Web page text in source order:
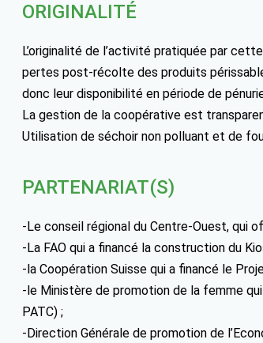
ORIGINALITÉ
L’originalité de l’activité pratiquée par
pertes post-récolte des produits
donc leur disponibilité en période de
La gestion de la coopérative est
Utilisation de séchoir non polluant et de
PARTENARIAT(S)
-Le conseil régional du Centre-Ouest, qui
-La FAO qui a financé la construction du
-la Coopération Suisse qui a financé le
-le Ministère de promotion de la femme
PATC) ;
-Direction Générale de promotion de